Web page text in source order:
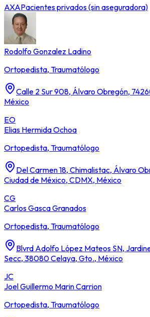
AXAPacientes privados (sin aseguradora)
Rodolfo Gonzalez Ladino
Ortopedista, Traumatólogo
Calle 2 Sur 908, Álvaro Obregón,
México
EO
Elias Hermida Ochoa
Ortopedista, Traumatólogo
Del Carmen 18, Chimalistac, Álvaro
Ciudad de México, CDMX, México
CG
Carlos Gasca Granados
Ortopedista, Traumatólogo
Blvrd Adolfo López Mateos SN,
Secc, 38080 Celaya, Gto., México
JC
Joel Guillermo Marin Carrion
Ortopedista, Traumatólogo